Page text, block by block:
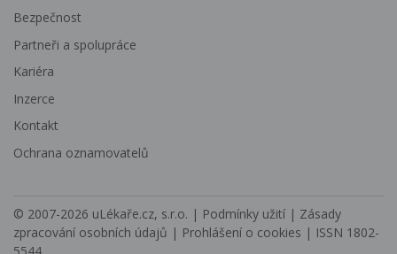
Bezpečnost
Partneři a spolupráce
Kariéra
Inzerce
Kontakt
Ochrana oznamovatelů
© 2007-2026 uLékaře.cz, s.r.o. | Podmínky užití | Zásady
zpracování osobních údajů | Prohlášení o cookies | ISSN 1802-
5544